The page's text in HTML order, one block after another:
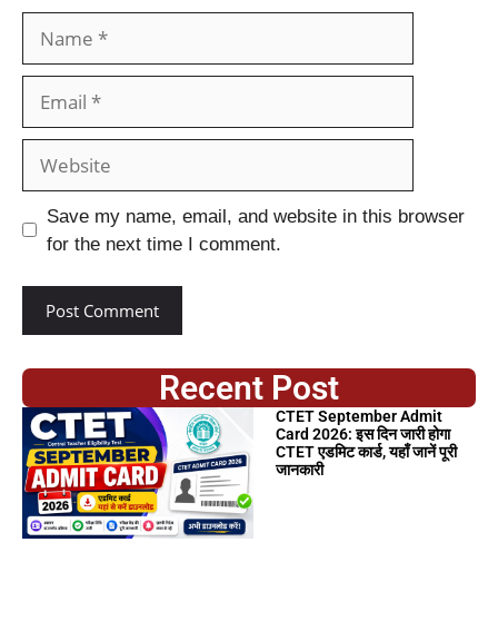
Save my name, email, and website in this browser
for the next time I comment.
Recent Post
CTET September Admit
Card 2026: इस दिन जारी होगा
CTET एडमिट कार्ड, यहाँ जानें पूरी
जानकारी